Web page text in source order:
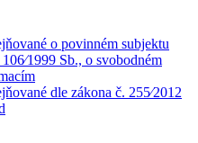
o povinném subjektu
Sb., o svobodném
dle zákona č. 255⁄2012